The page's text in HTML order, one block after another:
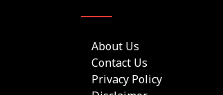
About Us
Contact Us
Privacy Policy